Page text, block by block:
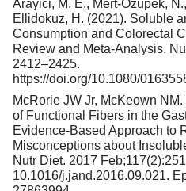
Arayici, M. E., Mert-Ozupek,
Ellidokuz, H. (2021). Soluble
Consumption and Colorectal
Review and Meta-Analysis.
2412–2425.
https://doi.org/10.1080/
McRorie JW Jr, McKeown
of Functional Fibers in the
Evidence-Based Approach to
Misconceptions about
Nutr Diet. 2017
10.1016/j.jand.2016.09.021.